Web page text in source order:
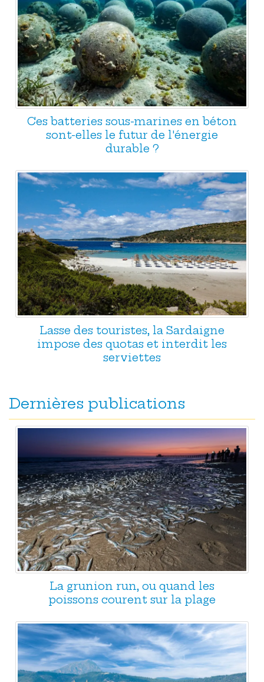
Ces batteries sous-marines en béton
sont-elles le futur de l'énergie
durable ?
Lasse des touristes, la Sardaigne
impose des quotas et interdit les
serviettes
Dernières publications
La grunion run, ou quand les
poissons courent sur la plage